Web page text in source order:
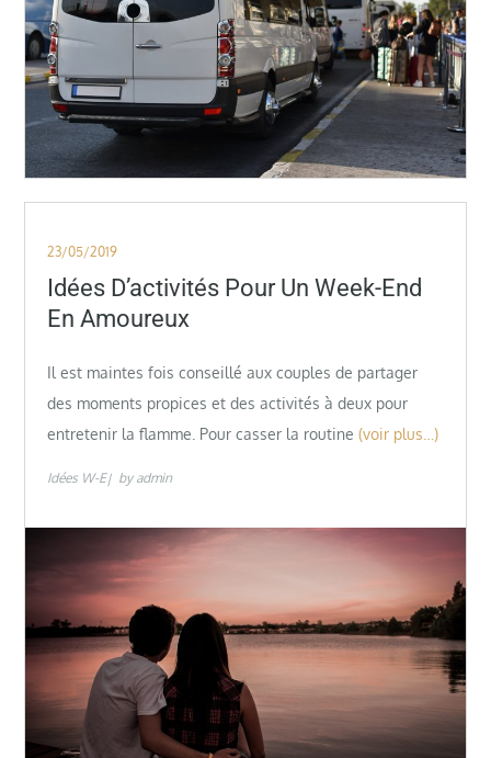
Posted
on
23/05/2019
Idées D’activités Pour Un Week-End
En Amoureux
Il est maintes fois conseillé aux couples de partager
des moments propices et des activités à deux pour
entretenir la flamme. Pour casser la routine (voir plus…)
Idées W-E by admin